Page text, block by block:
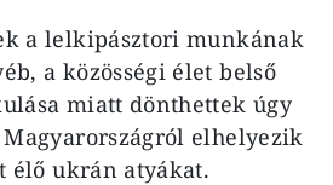
a lelkipásztori munkának
a közösségi élet belső
miatt dönthettek úgy
elhelyezik
élő ukrán atyákat.